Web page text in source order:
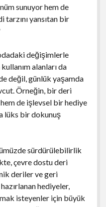
sunuyor hem de
tarzını yansıtan bir
değişimlerle
alanları da
değil, günlük yaşamda
Örneğin, bir deri
de işlevsel bir hediye
lüks bir dokunuş
sürdürülebilirlik
çevre dostu deri
deriler ve geri
hediyeler,
isteyenler için büyük